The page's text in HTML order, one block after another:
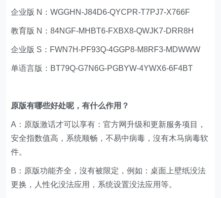
企业版 N：WGGHN-J84D6-QYCPR-T7PJ7-X766F
教育版 N：84NGF-MHBT6-FXBX8-QWJK7-DRR8H
企业版 S：FWN7H-PF93Q-4GGP8-M8RF3-MDWWW
单语言版：BT79Q-G7N6G-PGBYW-4YWX6-6F4BT
原版有哪些好处呢，有什么作用？
A：原版激话才可以享有：官方网升级和更新服务项目，
安全指数值高，系统顺畅，不易中病毒，沒有木马病毒软
件。
B：原版功能齐全，沒有被限定，例如：桌面上壁纸没法
更换，人性化没法应用，系统设置没法应用等。